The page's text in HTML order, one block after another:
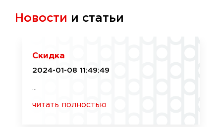
Новости и статьи
Скидка
2024-01-08 11:49:49
читать полностью